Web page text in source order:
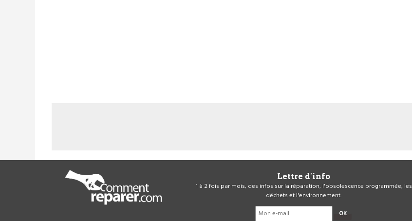
Lettre d'info
1 à 2 fois par mois, des infos sur la réparation, l'obsolescence programmée, les
déchets et l'environnement.
OK